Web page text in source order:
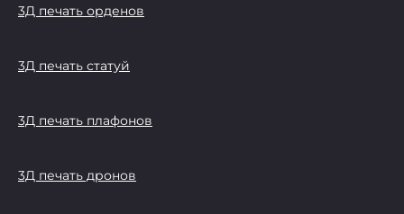
3Д печать орденов
3Д печать статуй
3Д печать плафонов
3Д печать дронов